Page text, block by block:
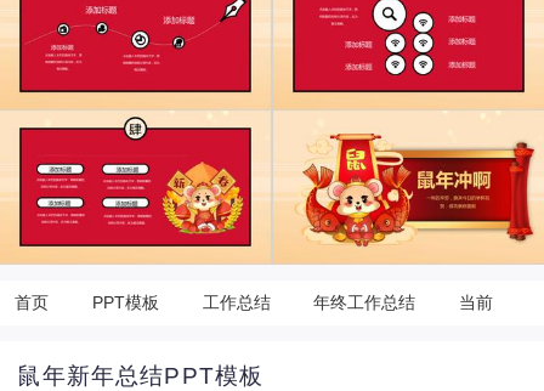
首页 PPT模板 工作总结 年终工作总结 当前
鼠年新年总结PPT模板